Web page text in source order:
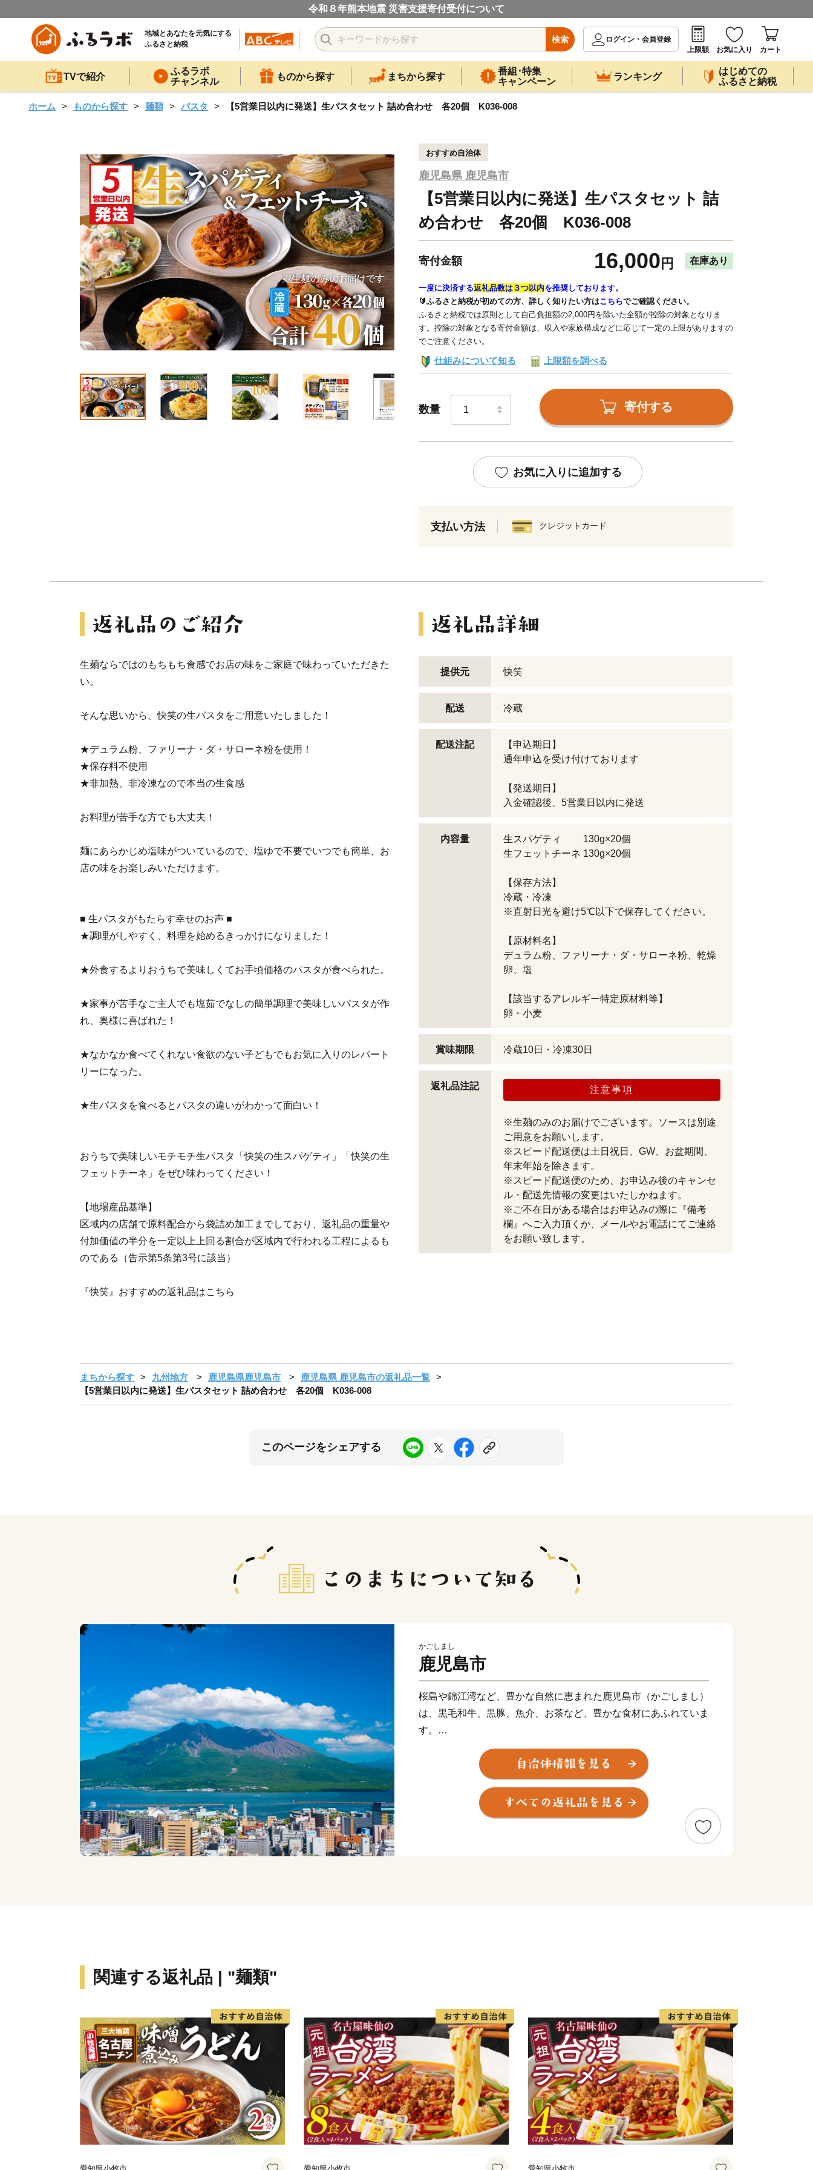
令和８年熊本地震 災害支援寄付受付について
地域とあなたを元気にする
ふるさと納税
検索
ログイン・会員登録
上限額
お気に入り カート
TVで紹介
ふるラボ
チャンネル
ものから探す まちから探す
番組･特集
キャンペーン
ランキング
はじめての
ふるさと納税
ホーム ものから探す 麺類 パスタ 【5営業日以内に発送】生パスタセット 詰め合わせ 各20個 K036-008
おすすめ自治体
鹿児島県 鹿児島市
【5営業日以内に発送】生パスタセット 詰
め合わせ 各20個 K036-008
寄付金額 16,000 円 在庫あり
一度に決済する返礼品数は３つ以内を推奨しております。
🔰ふるさと納税が初めての方、詳しく知りたい方はこちらでご確認ください。
ふるさと納税では原則として自己負担額の2,000円を除いた全額が控除の対象となりま
す。控除の対象となる寄付金額は、収入や家族構成などに応じて一定の上限がありますの
でご注意ください。
仕組みについて知る 上限額を調べる
数量 寄付する
お気に入りに追加する
支払い方法 クレジットカード
生麺ならではのもちもち食感でお店の味をご家庭で味わっていただきた
い。
そんな思いから、快笑の生パスタをご用意いたしました！
★デュラム粉、ファリーナ・ダ・サローネ粉を使用！
★保存料不使用
★非加熱、非冷凍なので本当の生食感
お料理が苦手な方でも大丈夫！
麺にあらかじめ塩味がついているので、塩ゆで不要でいつでも簡単、お
店の味をお楽しみいただけます。
■ 生パスタがもたらす幸せのお声 ■
★調理がしやすく、料理を始めるきっかけになりました！
★外食するよりおうちで美味しくてお手頃価格のパスタが食べられた。
★家事が苦手なご主人でも塩茹でなしの簡単調理で美味しいパスタが作
れ、奥様に喜ばれた！
★なかなか食べてくれない食欲のない子どもでもお気に入りのレパート
リーになった。
★生パスタを食べるとパスタの違いがわかって面白い！
おうちで美味しいモチモチ生パスタ「快笑の生スパゲティ」「快笑の生
フェットチーネ」をぜひ味わってください！
【地場産品基準】
区域内の店舗で原料配合から袋詰め加工までしており、返礼品の重量や
付加価値の半分を一定以上上回る割合が区域内で行われる工程によるも
のである（告示第5条第3号に該当）
『快笑』おすすめの返礼品はこちら
提供元 快笑
配送 冷蔵
配送注記
【申込期日】
通年申込を受け付けております
【発送期日】
入金確認後、5営業日以内に発送
内容量
生スパゲティ 130g×20個
生フェットチーネ 130g×20個
【保存方法】
冷蔵・冷凍
※直射日光を避け5℃以下で保存してください。
【原材料名】
デュラム粉、ファリーナ・ダ・サローネ粉、乾燥
卵、塩
【該当するアレルギー特定原材料等】
卵・小麦
賞味期限 冷蔵10日・冷凍30日
返礼品注記 注意事項
※生麺のみのお届けでございます。ソースは別途
ご用意をお願いします。
※スピード配送便は土日祝日、GW、お盆期間、
年末年始を除きます。
※スピード配送便のため、お申込み後のキャンセ
ル・配送先情報の変更はいたしかねます。
※ご不在日がある場合はお申込みの際に『備考
欄』へご入力頂くか、メールやお電話にてご連絡
をお願い致します。
まちから探す 九州地方 鹿児島県鹿児島市
鹿児島県 鹿児島市の返礼品一覧
【5営業日以内に発送】生パスタセット 詰め合わせ 各20個 K036-008
このページをシェアする
かごしまし
鹿児島市
桜島や錦江湾など、豊かな自然に恵まれた鹿児島市（かごしまし）
は、黒毛和牛、黒豚、魚介、お茶など、豊かな食材にあふれていま
す。
産地ならではの味である焼酎やさつま揚げなど美味しい“食”の宝庫
伝統の技を受け継ぎ、高い技術で生み出された薩摩切子、薩摩焼な
◆お礼の品について◆
・鹿児島市に寄附をしていただいた方を対象に、お礼の品をお送り
します。
（鹿児島市内にお住まいの方にはお礼の品はお送りしていませ
ん。予めご了承ください。）
・お礼の品は、寄附の入金確認後、おおむね１か月以内にお届けい
たします。
関連する返礼品 | "麺類"
愛知県小牧市 愛知県小牧市 愛知県小牧市